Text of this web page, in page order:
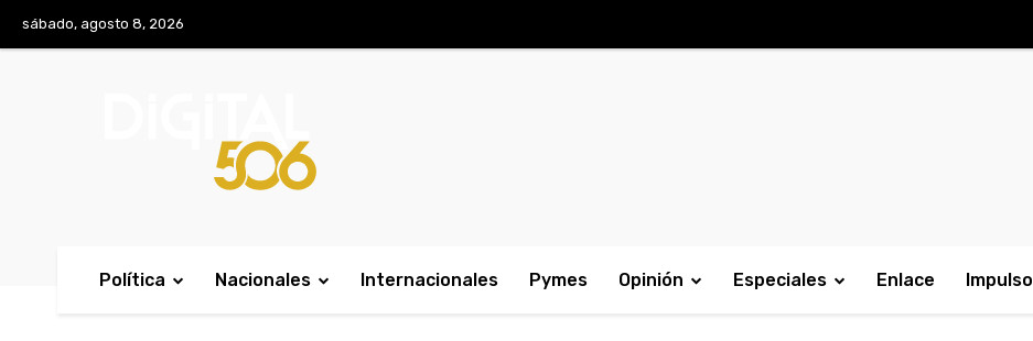
sábado, agosto 8, 2026
Política Nacionales Internacionales Pymes Opinión Especiales Enlace Impulso